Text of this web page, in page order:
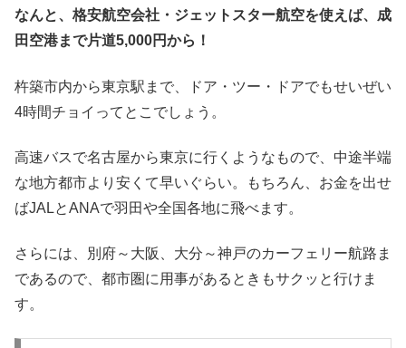
なんと、格安航空会社・ジェットスター航空を使えば、成
田空港まで片道5,000円から！
杵築市内から東京駅まで、ドア・ツー・ドアでもせいぜい
4時間チョイってとこでしょう。
高速バスで名古屋から東京に行くようなもので、中途半端
な地方都市より安くて早いぐらい。もちろん、お金を出せ
ばJALとANAで羽田や全国各地に飛べます。
さらには、別府～大阪、大分～神戸のカーフェリー航路ま
であるので、都市圏に用事があるときもサクッと行けま
す。